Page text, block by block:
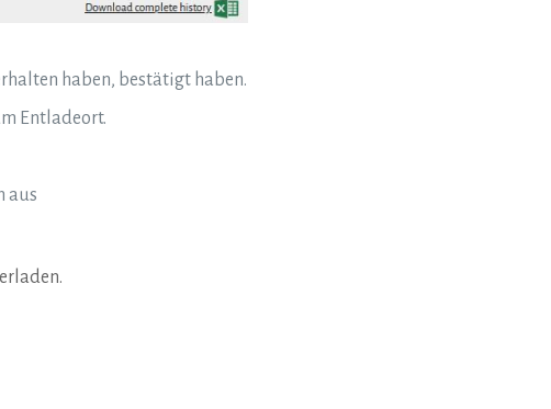
haben, bestätigt haben.
Entladeort.
aus